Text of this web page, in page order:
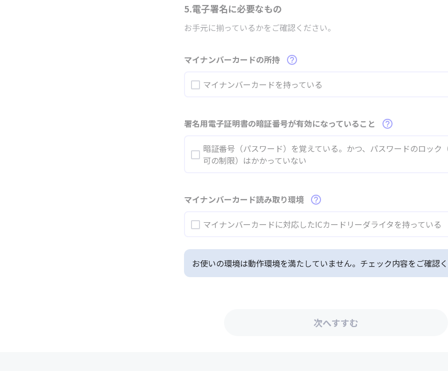
5.電子署名に必要なもの
お手元に揃っているかをご確認ください。
マイナンバーカードの所持
マイナンバーカードを持っている
署名用電子証明書の暗証番号が有効になっていること
暗証番号（パスワード）を覚えている。かつ、パスワードのロック
可の制限）はかかっていない
マイナンバーカード読み取り環境
マイナンバーカードに対応したICカードリーダライタを持っている
お使いの環境は動作環境を満たしていません。チェック内容をご確認く